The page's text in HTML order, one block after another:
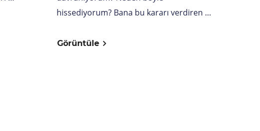
hissediyorum? Bana bu kararı verdiren …
Görüntüle